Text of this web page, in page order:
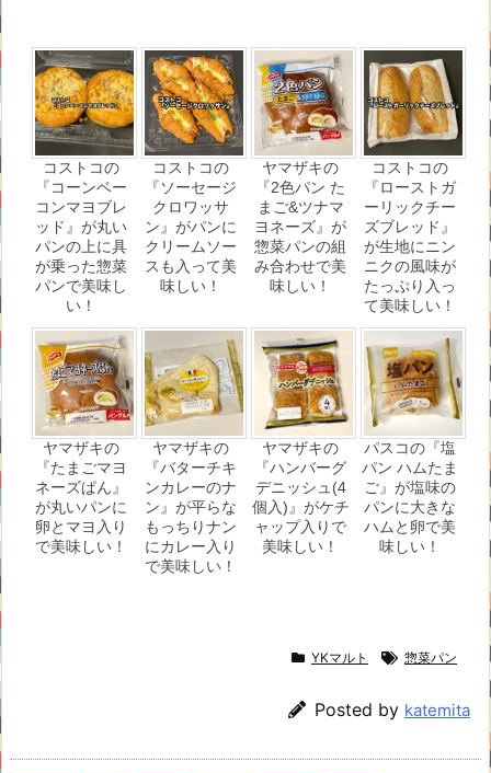
コストコの
『コーンベー
コンマヨブレ
ッド』が丸い
パンの上に具
が乗った惣菜
パンで美味し
い！
コストコの
『ソーセージ
クロワッサ
ン』がパンに
クリームソー
スも入って美
味しい！
ヤマザキの
『2色パン た
まご&ツナマ
ヨネーズ』が
惣菜パンの組
み合わせで美
味しい！
コストコの
『ローストガ
ーリックチー
ズブレッド』
が生地にニン
ニクの風味が
たっぷり入っ
て美味しい！
ヤマザキの
『たまごマヨ
ネーズぱん』
が丸いパンに
卵とマヨ入り
で美味しい！
ヤマザキの
『バターチキ
ンカレーのナ
ン』が平らな
もっちりナン
にカレー入り
で美味しい！
ヤマザキの
『ハンバーグ
デニッシュ(4
個入)』がケチ
ャップ入りで
美味しい！
パスコの『塩
パン ハムたま
ご』が塩味の
パンに大きな
ハムと卵で美
味しい！
YKマルト 惣菜パン
Posted by katemita